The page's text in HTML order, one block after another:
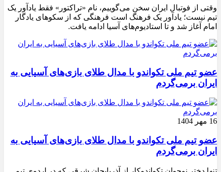
وقتی از فوتبال ایران سخن می‌گوییم، نام «تراکتور» فقط یادآور یک
تیم نیست؛ یادآور یک فرهنگ است فرهنگی که از سکوهای یادگار
امام آغاز شد و تا استادیوم‌های آسیا ادامه یافت.
عضو تیم ملی تکواندو با مدال طلای بازی‌های آسیایی به
ایران برمی‌گردم
16 مهر 1404
عضو تیم ملی تکواندو با مدال طلای بازی‌های آسیایی به
ایران برمی‌گردم